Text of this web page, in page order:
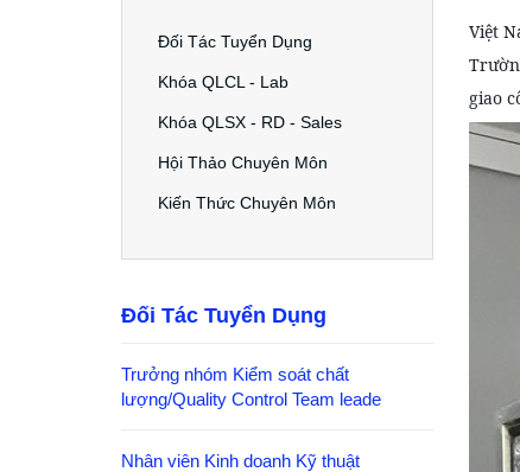
Việt
giao
Đối Tác Tuyển Dụng
Khóa QLCL - Lab
Khóa QLSX - RD - Sales
Hội Thảo Chuyên Môn
Kiến Thức Chuyên Môn
Đối Tác Tuyển Dụng
Trưởng nhóm Kiểm soát chất
lượng/Quality Control Team leade
Nhân viên Kinh doanh Kỹ thuật